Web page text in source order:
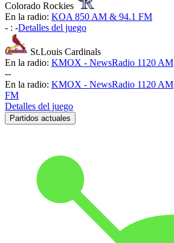
Colorado Rockies
En la radio: KOA 850 AM & 94.1 FM
- : -Detalles del juego
St.Louis Cardinals
En la radio: KMOX - NewsRadio 1120 AM
--
En la radio: KMOX - NewsRadio 1120 AM
FM
Detalles del juego
Partidos actuales